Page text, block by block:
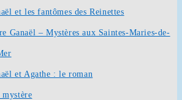
et les fantômes des Reinettes
Ganaël – Mystères aux Saintes-Maries-de-
et Agathe : le roman